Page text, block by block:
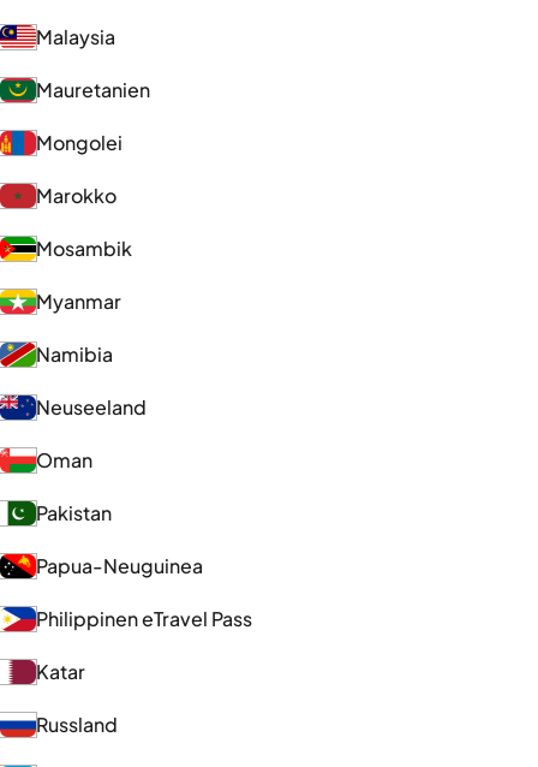
Malaysia
Mauretanien
Mongolei
Marokko
Mosambik
Myanmar
Namibia
Neuseeland
Oman
Pakistan
Papua-Neuguinea
Philippinen eTravel Pass
Katar
Russland